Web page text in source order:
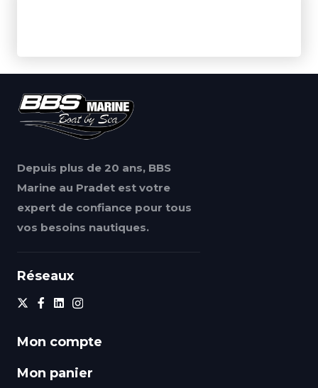
Depuis plus de 20 ans, BBS
Marine au Pradet est votre
expert de confiance pour tous
vos besoins nautiques.
Réseaux
Mon compte
Mon panier